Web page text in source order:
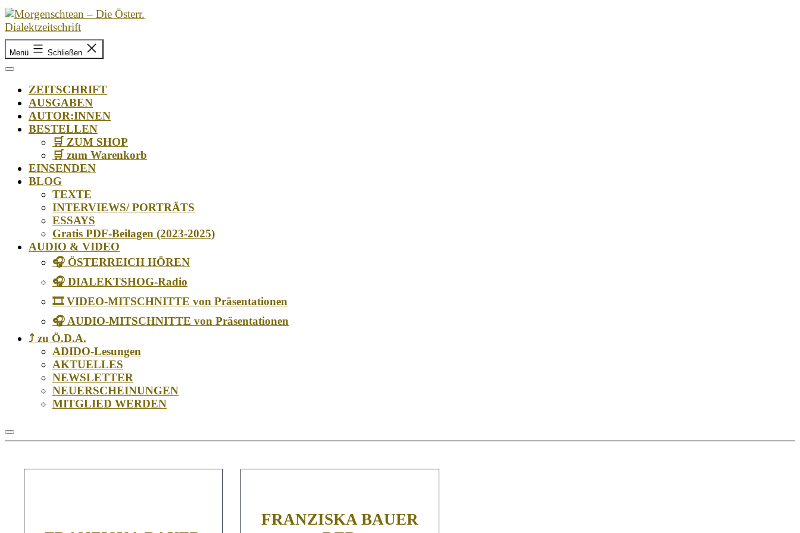
Zum
Inhalt
springen
Morgenschtean
Die
Dialektzeitschrift
Menü Schließen
ZEITSCHRIFT
AUSGABEN
AUTOR:INNEN
BESTELLEN
🛒 ZUM SHOP
🛒 zum Warenkorb
EINSENDEN
BLOG
TEXTE
INTERVIEWS/ PORTRÄTS
ESSAYS
Gratis PDF-Beilagen (2023-2025)
AUDIO & VIDEO
🎧 ÖSTERREICH HÖREN
🎧 DIALEKTSHOG-Radio
🎞️ VIDEO-MITSCHNITTE von Präsentationen
🎧 AUDIO-MITSCHNITTE von Präsentationen
⤴️ zu Ö.D.A.
ADIDO-Lesungen
AKTUELLES
NEWSLETTER
NEUERSCHEINUNGEN
MITGLIED WERDEN
FRANZISKA BAUER